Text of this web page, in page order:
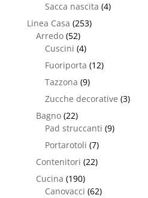
Sacca nascita (4)
Linea Casa (253)
Arredo (52)
Cuscini (4)
Fuoriporta (12)
Tazzona (9)
Zucche decorative (3)
Bagno (22)
Pad struccanti (9)
Portarotoli (7)
Contenitori (22)
Cucina (190)
Canovacci (62)